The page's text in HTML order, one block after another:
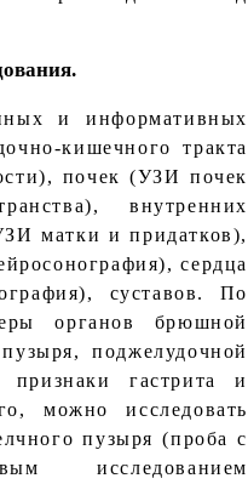
и информативных
кишечного тракта
почек (УЗИ почек
внутренних
матки и придатков),
сердца
суставов. По
органов брюшной
поджелудочной
гастрита и
можно исследовать
пузыря (проба с
исследованием